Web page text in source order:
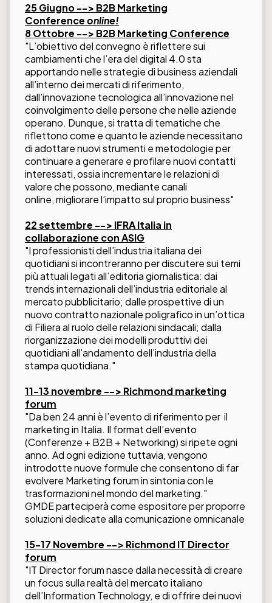
25 Giugno --> B2B Marketing
Conferenceonline!
8 Ottobre --> B2B Marketing Conference
"L’obiettivo del convegno è riflettere sui
cambiamenti che l’era del digital 4.0 sta
apportando nelle strategie di business aziendali
all’interno dei mercati di riferimento,
dall’innovazione tecnologica all’innovazione nel
coinvolgimento delle persone che nelle aziende
operano. Dunque, si tratta di tematiche che
riflettono come e quanto le aziende necessitano
di adottare nuovi strumenti e metodologie per
continuare a generare e profilare nuovi contatti
interessati, ossia incrementare le relazioni di
valore che possono, mediante canali
online, migliorare l’impatto sul proprio business"
22 settembre --> IFRA Italia in
collaborazione con ASIG
"I professionisti dell’industria italiana dei
quotidiani si incontreranno per discutere sui temi
più attuali legati all’editoria giornalistica: dai
trends internazionali dell’industria editoriale al
mercato pubblicitario; dalle prospettive di un
nuovo contratto nazionale poligrafico in un’ottica
di Filiera al ruolo delle relazioni sindacali; dalla
riorganizzazione dei modelli produttivi dei
quotidiani all’andamento dell’industria della
stampa quotidiana."
11-13 novembre --> Richmond marketing
forum
"Da ben 24 anni è l’evento di riferimento per il
marketing in Italia. Il format dell’evento
(Conferenze + B2B + Networking) si ripete ogni
anno. Ad ogni edizione tuttavia, vengono
introdotte nuove formule che consentono di far
evolvere Marketing forum in sintonia con le
trasformazioni nel mondo del marketing."
GMDE parteciperà come espositore per proporre
soluzioni dedicate alla comunicazione omnicanale
15-17 Novembre --> Richmond IT Director
forum
"IT Director forum nasce dalla necessità di creare
un focus sulla realtà del mercato italiano
dell’Information Technology, e di offrire dei nuovi